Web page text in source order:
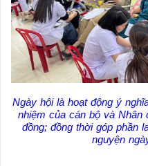
Ngày hội là hoạt động ý
nhiệm của cán bộ và
đồng; đồng thời góp phần
nguyện